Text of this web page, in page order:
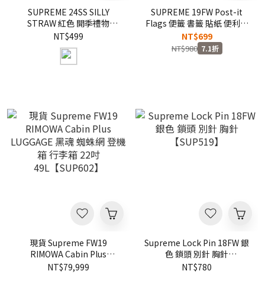
SUPREME 24SS SILLY
STRAW 紅色 開季禮物
LOGO字母造型吸管 派對吸
管【SUP631】
NT$499
SUPREME 19FW Post-it
Flags 便籤 書籤 貼紙 便利貼
隨手貼 一盒100入
【SUP601】
NT$699
NT$980 7.1折
現貨 Supreme FW19
RIMOWA Cabin Plus
LUGGAGE 黑魂 蜘蛛網 登機
NT$79,999
Supreme Lock Pin 18FW 銀
色 鎖頭 別針 胸針
【SUP519】
NT$780